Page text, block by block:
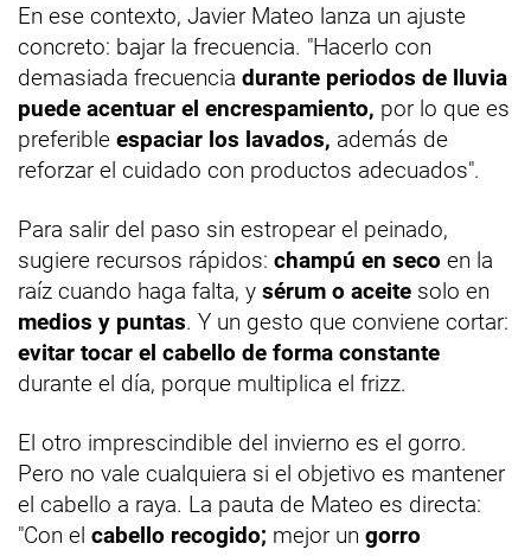
En ese contexto, Javier Mateo lanza un ajuste
concreto: bajar la frecuencia. "Hacerlo con
demasiada frecuencia durante periodos de lluvia
puede acentuar el encrespamiento, por lo que es
preferible espaciar los lavados, además de
reforzar el cuidado con productos adecuados".
Para salir del paso sin estropear el peinado,
sugiere recursos rápidos: champú en seco en la
raíz cuando haga falta, y sérum o aceite solo en
medios y puntas. Y un gesto que conviene cortar:
evitar tocar el cabello de forma constante
durante el día, porque multiplica el frizz.
El otro imprescindible del invierno es el gorro.
Pero no vale cualquiera si el objetivo es mantener
el cabello a raya. La pauta de Mateo es directa:
"Con el cabello recogido; mejor un gorro